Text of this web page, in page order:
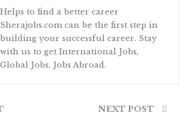
Helps to find a better career
Sherajobs.com can be the first step in
building your successful career. Stay
with us to get International Jobs,
Global Jobs, Jobs Abroad.
NEXT POST